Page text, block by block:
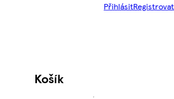
PřihlásitRegistrovat
Košík